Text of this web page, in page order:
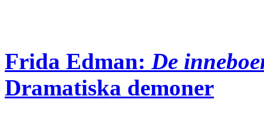
Frida Edman: De
Dramatiska demoner